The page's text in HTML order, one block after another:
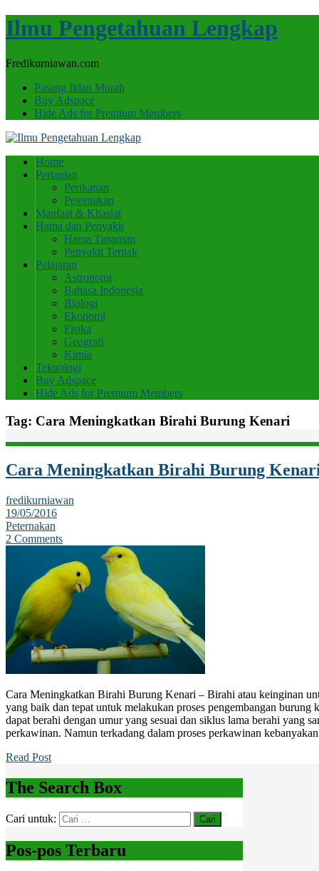
Ilmu Pengetahuan Lengkap
Fredikurniawan.com
Pasang Iklan Murah
Buy Adspace
Hide Ads for Premium Members
Home
Pertanian
Perikanan
Peternakan
Manfaat & Khasiat
Hama dan Penyakit
Hama Tanaman
Penyakit Ternak
Pelajaran
Astronomi
Bahasa Indonesia
Biologi
Ekonomi
Fisika
Geografi
Kimia
Teknologi
Buy Adspace
Hide Ads for Premium Members
Tag: Cara Meningkatkan Birahi Burung Kenari
Cara Meningkatkan Birahi Burung
fredikurniawan
19/05/2016
Peternakan
2 Comments
Cara Meningkatkan Birahi Burung Kenari – Birahi atau keinginan
yang baik dan tepat untuk melakukan proses pengembangan
dapat berahi dengan umur yang sesuai dan siklus lama berahi yang
perkawinan. Namun terkadang dalam proses perkawinan
Read Post
The Search Box
Cari untuk:
Pos-pos Terbaru